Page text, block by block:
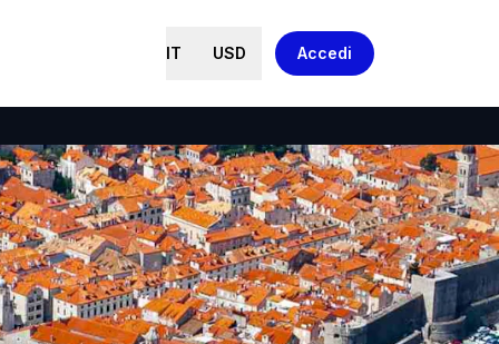
IT USD Accedi